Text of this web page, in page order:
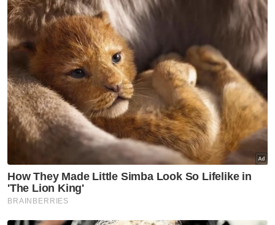
"Fed dilihat yakin bahawa mereka mampu
menguruskan ekonomi tanpa kemelesetan dan
penurunan sebanyak 50 mata asas
mencerminkan komitmen mereka untuk
mencapai guna tenaga maksimum, merupakan
mandat lain mereka selain kestabilan harga,”